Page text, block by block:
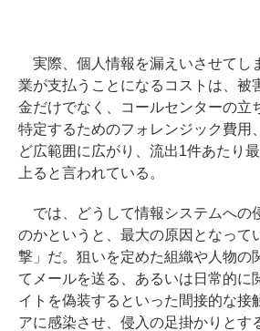
実際、個人情報を漏えいさせてし
業が支払うことになるコストは、被
金だけでなく、コールセンターの立
特定するためのフォレンジック費用
ど広範囲に広がり、流出1件あたり
上ると言われている。
では、どうして情報システムへの
のかというと、最大の原因となって
撃」だ。狙いを定めた組織や人物の
てメールを送る、あるいは日常的に
イトを偽装するといった間接的な接
アに感染させ、侵入の足掛かりとす